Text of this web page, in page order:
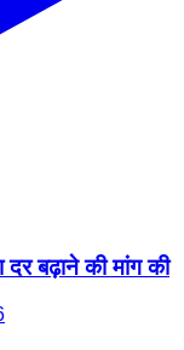
बढ़ाने की मांग की